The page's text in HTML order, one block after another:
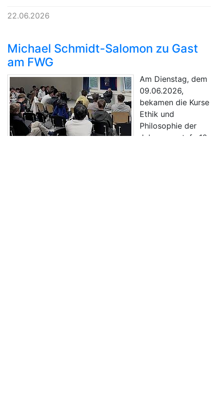
22.06.2026
Michael Schmidt-Salomon zu Gast
am FWG
Am Dienstag, dem
09.06.2026,
bekamen die Kurse
Ethik und
Philosophie der
Jahrgangsstufe 12